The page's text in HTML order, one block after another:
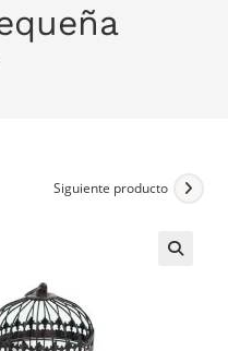
ContactoSiguiente producto